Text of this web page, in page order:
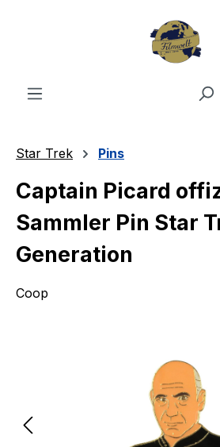
Star Trek Pins
Captain Picard
Sammler Pin Star
Generation
Coop